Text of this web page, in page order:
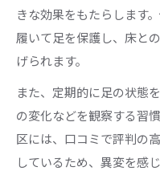
きな効果をもたらします
履いて足を保護し、床と
げられます。
また、定期的に足の状態
の変化などを観察する習
区には、口コミで評判の
しているため、異変を感